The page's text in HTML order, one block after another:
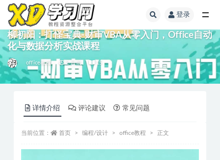
登录
柳初阳：打怪宝典-财审VBA从零入门，Office自动
化与数据分析实战课程
office教程 2 月前 15
详情介绍 评论建议 常见问题
当前位置： 首页 编程/设计 office教程 正文